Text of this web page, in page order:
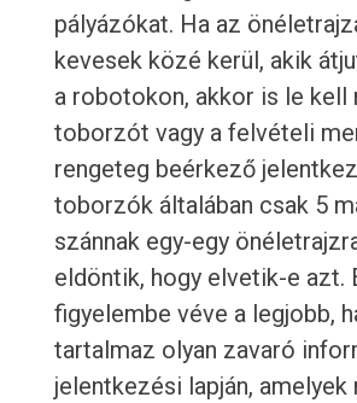
pályázókat. Ha az
kevesek közé kerül, akik
a robotokon, akkor is le kell
toborzót vagy a felvételi
rengeteg beérkező
toborzók általában csak 5
szánnak egy-egy
eldöntik, hogy elvetik-e azt.
figyelembe véve a legjobb,
tartalmaz olyan zavaró
jelentkezési lapján, amelyek